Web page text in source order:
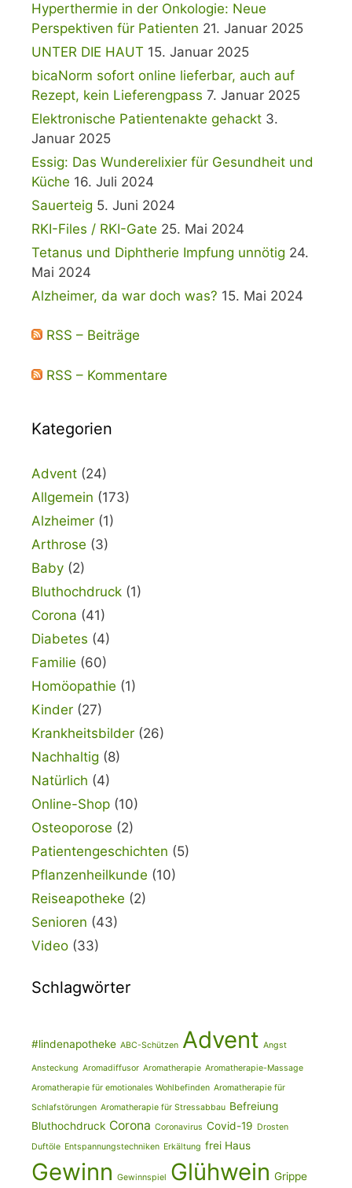
Hyperthermie in der Onkologie: Neue
Perspektiven für Patienten 21. Januar 2025
UNTER DIE HAUT 15. Januar 2025
bicaNorm sofort online lieferbar, auch auf
Rezept, kein Lieferengpass 7. Januar 2025
Elektronische Patientenakte gehackt 3.
Januar 2025
Essig: Das Wunderelixier für Gesundheit und
Küche 16. Juli 2024
Sauerteig 5. Juni 2024
RKI-Files / RKI-Gate 25. Mai 2024
Tetanus und Diphtherie Impfung unnötig 24.
Mai 2024
Alzheimer, da war doch was? 15. Mai 2024
RSS – Beiträge
RSS – Kommentare
Kategorien
Advent (24)
Allgemein (173)
Alzheimer (1)
Arthrose (3)
Baby (2)
Bluthochdruck (1)
Corona (41)
Diabetes (4)
Familie (60)
Homöopathie (1)
Kinder (27)
Krankheitsbilder (26)
Nachhaltig (8)
Natürlich (4)
Online-Shop (10)
Osteoporose (2)
Patientengeschichten (5)
Pflanzenheilkunde (10)
Reiseapotheke (2)
Senioren (43)
Video (33)
Schlagwörter
#lindenapotheke ABC-Schützen Advent Angst
Ansteckung Aromadiffusor Aromatherapie Aromatherapie-Massage
Aromatherapie für emotionales Wohlbefinden Aromatherapie für
Schlafstörungen Aromatherapie für Stressabbau Befreiung
Bluthochdruck Corona Coronavirus Covid-19 Drosten
Duftöle Entspannungstechniken Erkältung frei Haus
Gewinn Gewinnspiel Glühwein Grippe